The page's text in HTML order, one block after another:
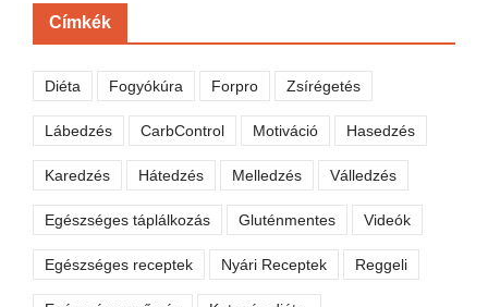
Címkék
Diéta Fogyókúra Forpro Zsírégetés
Lábedzés CarbControl Motiváció Hasedzés
Karedzés Hátedzés Melledzés Válledzés
Egészséges táplálkozás Gluténmentes Videók
Egészséges receptek Nyári Receptek Reggeli